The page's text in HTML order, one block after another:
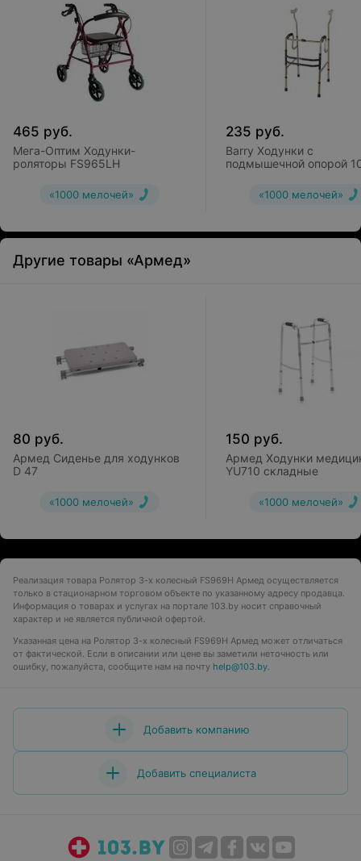
465 руб.
Мега-Оптим Ходунки-
роляторы FS965LH
«1000 мелочей»
235 руб.
Barry Ходунки с
подмышечной опорой
«1000 мелочей»
Другие товары «Армед»
80 руб.
Армед Сиденье для ходунков
D 47
«1000 мелочей»
150 руб.
Армед Ходунки
YU710 складные
«1000 мелочей»
Реализация товара Ролятор 3-х колесный FS969H Армед осуществляется
только в стационарном торговом объекте по указанному адресу продавца.
Информация о товарах и услугах на портале 103.by носит справочный
характер и не является публичной офертой.
Указанная цена на Ролятор 3-х колесный FS969H Армед может отличаться
от фактической. Если в описании или цене вы заметили неточность или
ошибку, пожалуйста, сообщите нам на почту help@103.by.
Добавить компанию
Добавить специалиста